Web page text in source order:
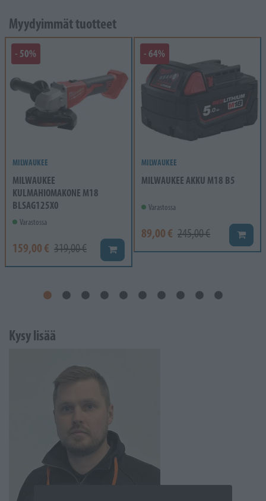
Myydyimmät tuotteet
- 50%
MILWAUKEE
MILWAUKEE
KULMAHIOMAKONE M18
BLSAG125X0
Varastossa
159,00 € 319,00 € Lisää koriin
- 64%
MILWAUKEE
MILWAUKEE AKKU M18 B5
Varastossa
89,00 € 245,00 € Lisää
Kysy lisää